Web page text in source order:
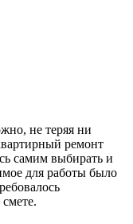
не теряя ни
ремонт
самим выбирать и
для работы было